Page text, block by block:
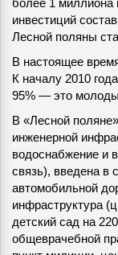
более 1
инвестиций
Лесной поляны
В настоящее
К началу 2010
95% — это
В «Лесной
инженерной
водоснабжение и
связь), введена в
автомобильной
инфраструктура
детский сад на
общеврачебной